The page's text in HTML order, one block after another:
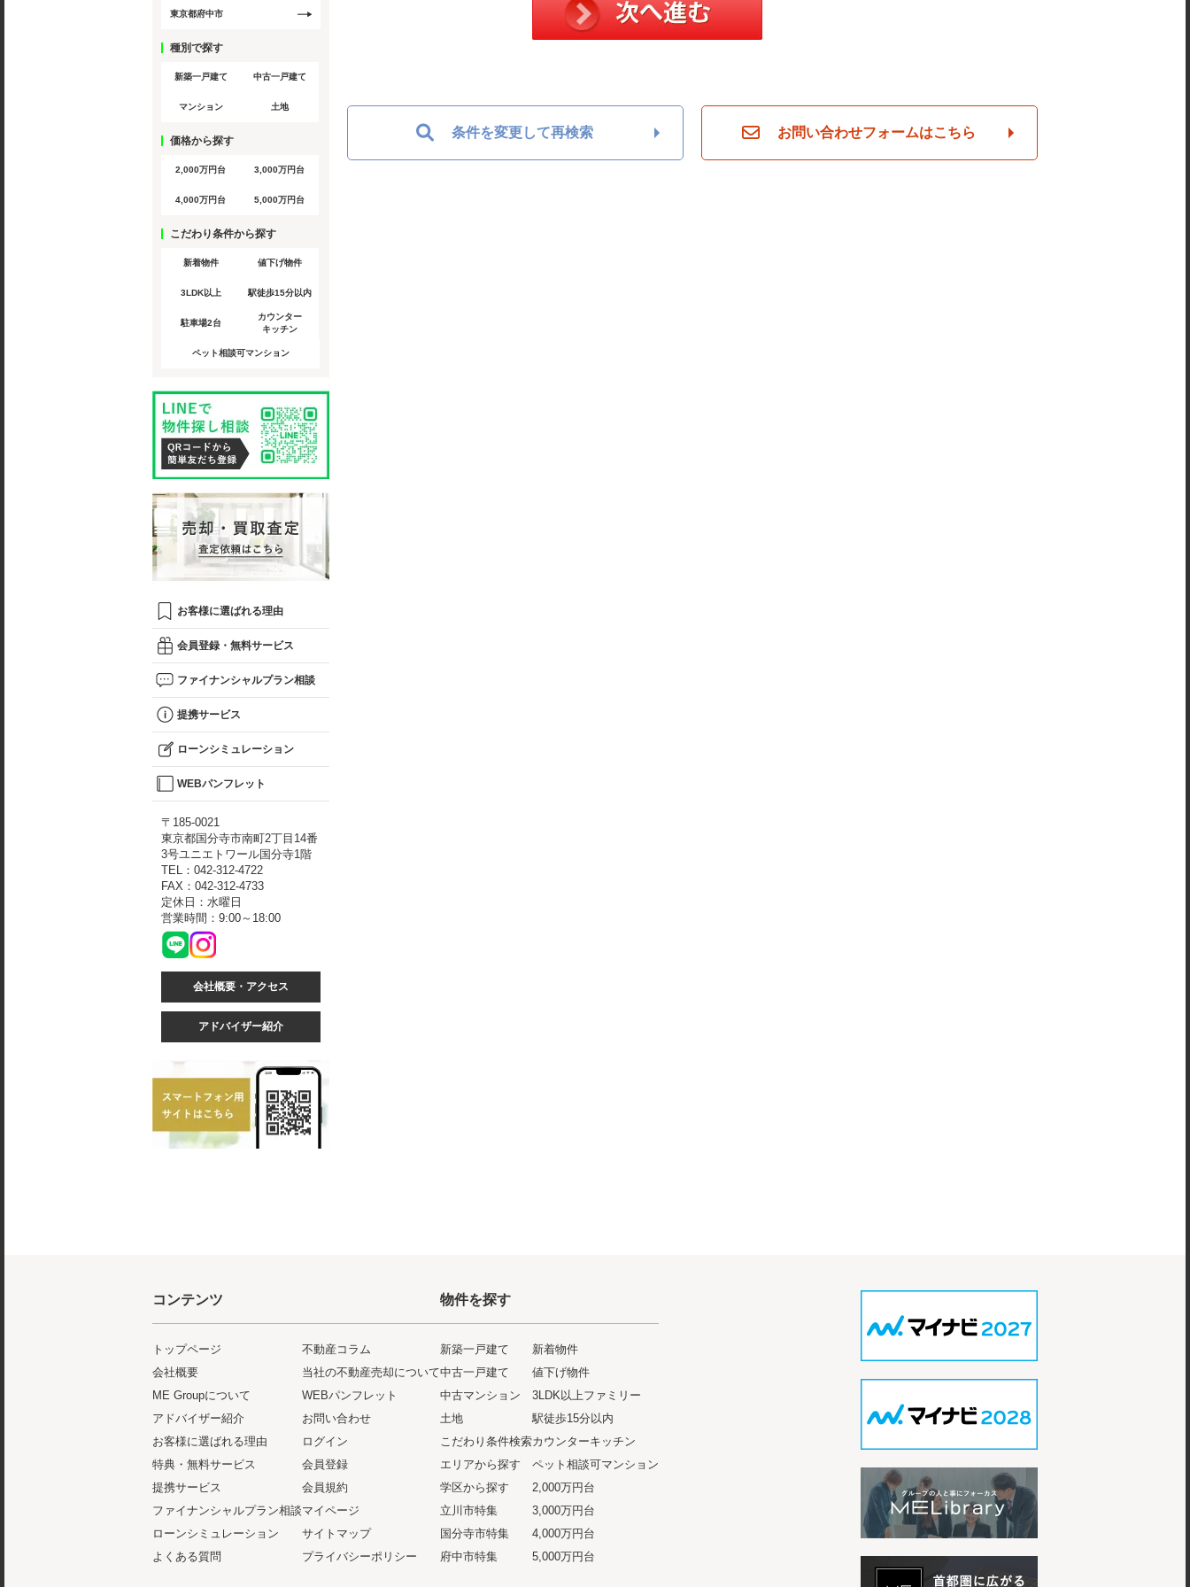
条件を変更して再検索 お問い合わせフォームはこちら
東京都府中市
種別で探す
新築一戸建て 中古一戸建て
マンション 土地
価格から探す
2,000万円台 3,000万円台
4,000万円台 5,000万円台
こだわり条件から探す
新着物件 値下げ物件
3LDK以上 駅徒歩15分以内
駐車場2台
カウンター
キッチン
ペット相談可マンション
お客様に選ばれる理由
会員登録・無料サービス
ファイナンシャルプラン相談
提携サービス
ローンシミュレーション
WEBパンフレット
〒185-0021
東京都国分寺市南町2丁目14番
3号ユニエトワール国分寺1階
TEL：042-312-4722
FAX：042-312-4733
定休日：水曜日
営業時間：9:00～18:00
会社概要・アクセス
アドバイザー紹介
コンテンツ
トップページ
会社概要
ME Groupについて
アドバイザー紹介
お客様に選ばれる理由
特典・無料サービス
提携サービス
ファイナンシャルプラン相談
ローンシミュレーション
よくある質問
不動産コラム
当社の不動産売却について
WEBパンフレット
お問い合わせ
ログイン
会員登録
会員規約
マイページ
サイトマップ
プライバシーポリシー
物件を探す
新築一戸建て
中古一戸建て
中古マンション
土地
こだわり条件検索
エリアから探す
学区から探す
立川市特集
国分寺市特集
府中市特集
新着物件
値下げ物件
3LDK以上ファミリー
駅徒歩15分以内
カウンターキッチン
ペット相談可マンション
2,000万円台
3,000万円台
4,000万円台
5,000万円台